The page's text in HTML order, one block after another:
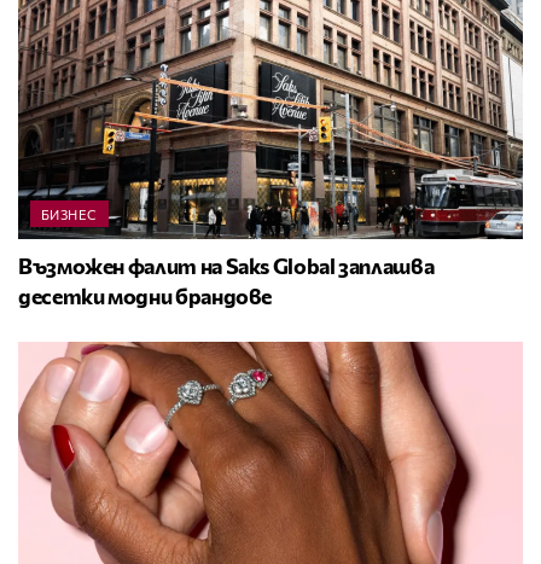
БИЗНЕС
Възможен фалит на Saks Global заплашва
десетки модни брандове